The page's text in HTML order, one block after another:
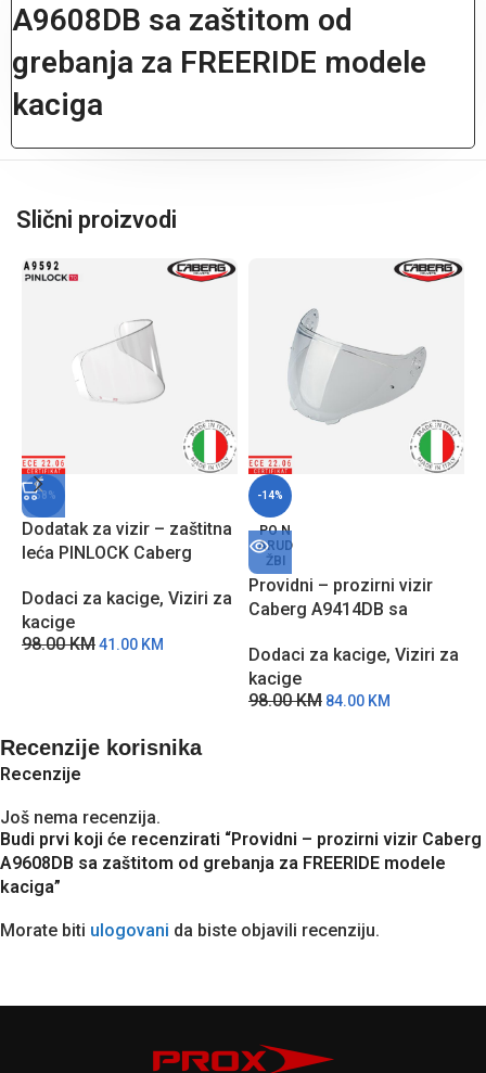
A9608DB sa zaštitom od
grebanja za FREERIDE modele
kaciga
Slični proizvodi
-58%
Dodatak za vizir – zaštitna
leća PINLOCK Caberg
zamagljivanja
Dodaci za kacige, Viziri za
kacige
98.00KM41.00 KM
-14%
PO N
ARUD
ŽBI
Providni – prozirni vizir
Caberg A9414DB sa
Levo X modele kaciga
Dodaci za kacige, Viziri za
kacige
98.00KM 84.00 KM
Recenzije korisnika
Recenzije
Još nema recenzija.
Budi prvi koji će recenzirati “Providni – prozirni vizir Caberg
A9608DB sa zaštitom od grebanja za FREERIDE modele
kaciga”
Morate biti ulogovani da biste objavili recenziju.